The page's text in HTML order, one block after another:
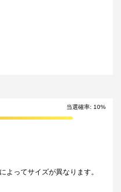
当選確率: 10%
ってサイズが異なります。